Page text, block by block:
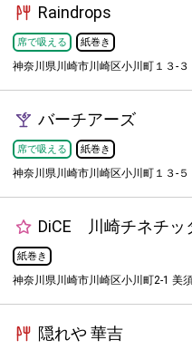
Raindrops
席で吸える 紙巻き
神奈川県川崎市川崎区小川町１３-３
バーチアーズ
席で吸える 紙巻き
神奈川県川崎市川崎区小川町１３-
DiCE 川崎チネチッ
紙巻き
神奈川県川崎市川崎区小川町2-1 美
隠れや 華吉